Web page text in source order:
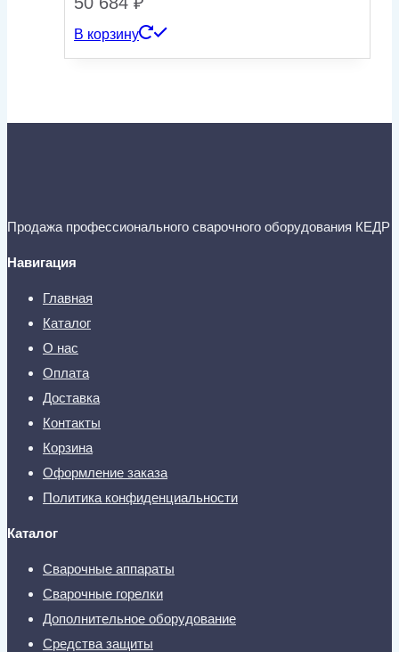
В корзину
Продажа профессионального сварочного оборудования КЕДР
Навигация
Главная
Каталог
О нас
Оплата
Доставка
Контакты
Корзина
Оформление заказа
Политика конфиденциальности
Каталог
Сварочные аппараты
Сварочные горелки
Дополнительное оборудование
Средства защиты